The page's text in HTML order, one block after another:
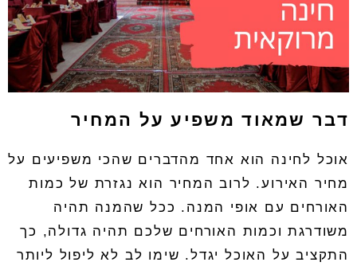
דבר שמאוד משפיע על המחיר
אוכל לחינה הוא אחד מהדברים שהכי משפיעים על
מחיר האירוע. לרוב המחיר הוא נגזרת של כמות
האורחים עם אופי המנה. ככל שהמנה תהיה
משודרגת וכמות האורחים שלכם תהיה גדולה, כך
התקציב על האוכל יגדל. שימו לב לא ליפול ליותר